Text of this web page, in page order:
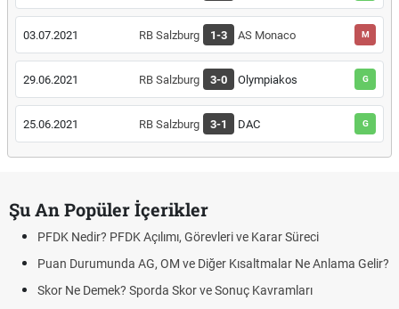
03.07.2021 RB Salzburg 1-3 AS Monaco M
29.06.2021 RB Salzburg 3-0 Olympiakos G
25.06.2021 RB Salzburg 3-1 DAC G
Şu An Popüler İçerikler
PFDK Nedir? PFDK Açılımı, Görevleri ve Karar Süreci
Puan Durumunda AG, OM ve Diğer Kısaltmalar Ne Anlama Gelir?
Skor Ne Demek? Sporda Skor ve Sonuç Kavramları